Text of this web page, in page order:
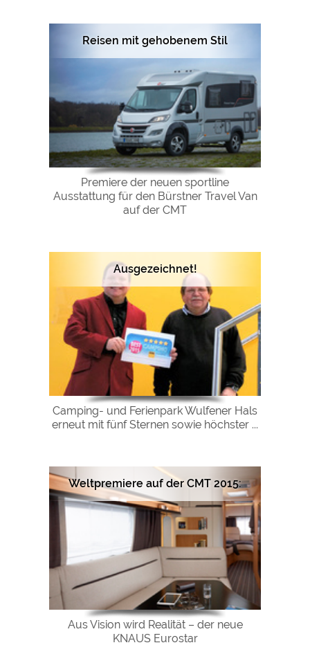
Reisen mit gehobenem Stil
Premiere der neuen sportline
Ausstattung für den Bürstner Travel Van
auf der CMT
Ausgezeichnet!
Camping- und Ferienpark Wulfener Hals
erneut mit fünf Sternen sowie höchster ...
Weltpremiere auf der CMT 2015:
Aus Vision wird Realität – der neue
KNAUS Eurostar